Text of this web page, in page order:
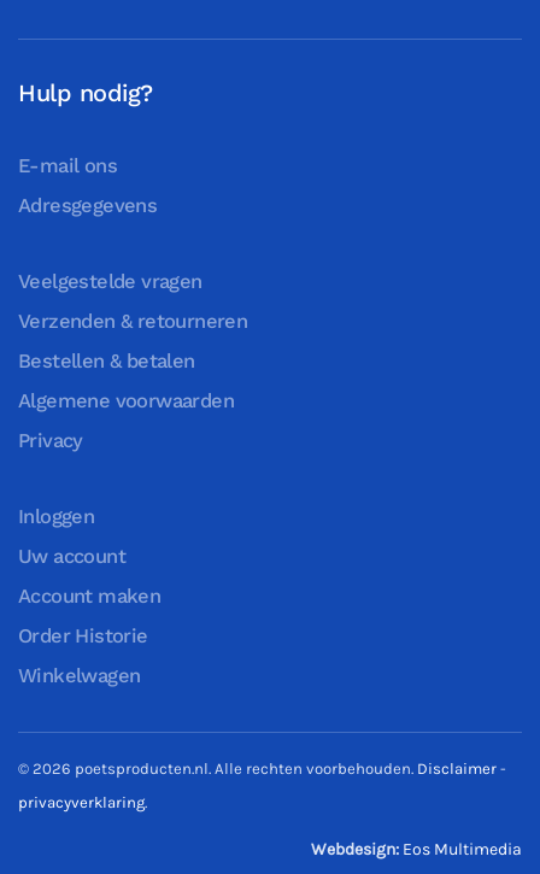
Hulp nodig?
E-mail ons
Adresgegevens
Veelgestelde vragen
Verzenden & retourneren
Bestellen & betalen
Algemene voorwaarden
Privacy
Inloggen
Uw account
Account maken
Order Historie
Winkelwagen
© 2026 poetsproducten.nl. Alle rechten voorbehouden. Disclaimer -
privacyverklaring.
Webdesign: Eos Multimedia